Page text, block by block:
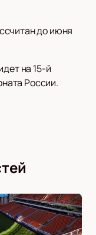
до июня
на 15-й
России.